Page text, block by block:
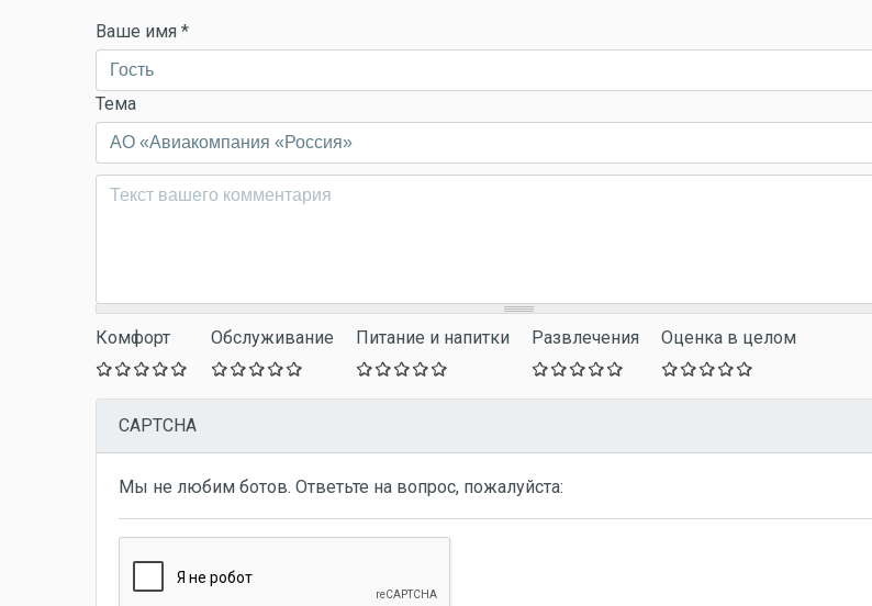
Ваше имя *
Тема
Комментарий*
Комфорт Обслуживание Питание и напитки Развлечения Оценка в целом
CAPTCHA
Мы не любим ботов. Ответьте на вопрос, пожалуйста: